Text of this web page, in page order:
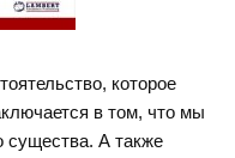
которое
в том, что мы
существа. А также